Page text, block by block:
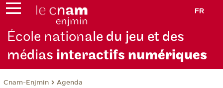
FR
École nationale du jeu et des
médias interactifs numériques
Cnam-Enjmin Agenda